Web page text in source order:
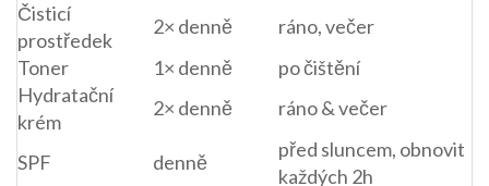
Čisticí
prostředek
2× denně
ráno, večer
Toner
1× denně
po čištění
Hydratační
krém
2× denně ráno & večer
SPF denně
před sluncem, obnovit
každých 2h